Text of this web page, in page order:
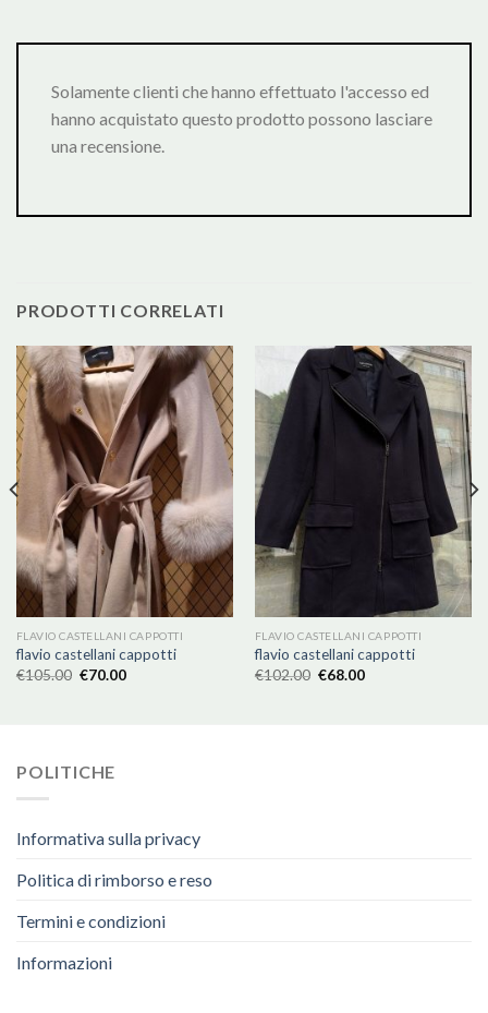
Solamente clienti che hanno effettuato l'accesso ed
hanno acquistato questo prodotto possono lasciare
una recensione.
PRODOTTI CORRELATI
FLAVIO CASTELLANI CAPPOTTI
flavio castellani cappotti
€105.00 €70.00
FLAVIO CASTELLANI CAPPOTTI
flavio castellani cappotti
€102.00 €68.00
POLITICHE
Informativa sulla privacy
Politica di rimborso e reso
Termini e condizioni
Informazioni